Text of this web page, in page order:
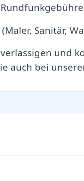
(Maler, Sanitär,
und
auch bei